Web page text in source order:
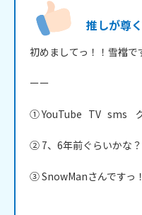
推しが尊
初めましてっ！！雪襠で
ーー
① YouTube   TV   sms
② 7、6年前ぐらいかな？
③ SnowManさんですっ